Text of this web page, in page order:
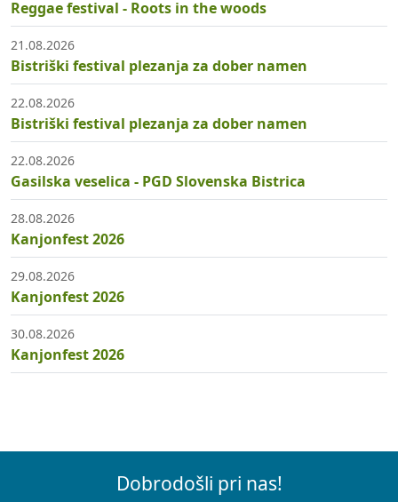
Reggae festival - Roots in the woods
21.08.2026
Bistriški festival plezanja za dober namen
22.08.2026
Bistriški festival plezanja za dober namen
22.08.2026
Gasilska veselica - PGD Slovenska Bistrica
28.08.2026
Kanjonfest 2026
29.08.2026
Kanjonfest 2026
30.08.2026
Kanjonfest 2026
Dobrodošli pri nas!